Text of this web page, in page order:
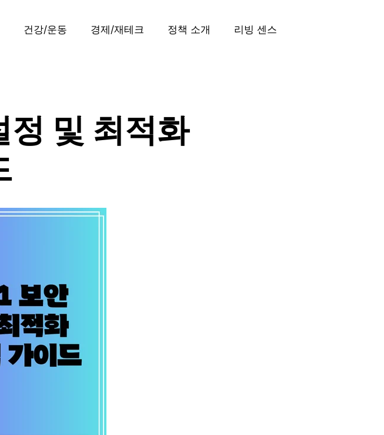
건강/운동 경제/재테크 정책 소개 리빙 센스
정 및 최적화